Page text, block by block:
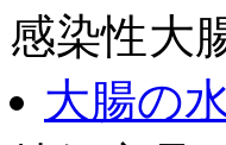
感染性大
大腸の